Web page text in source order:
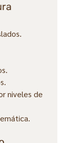
niveles de